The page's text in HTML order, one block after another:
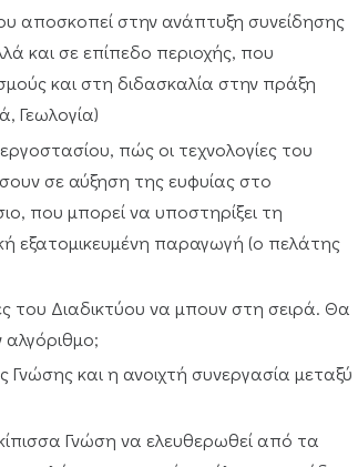
αποσκοπεί στην ανάπτυξη συνείδησης
και σε επίπεδο περιοχής, που
και στη διδασκαλία στην πράξη
Γεωλογία)
πώς οι τεχνολογίες του
σε αύξηση της ευφυίας στο
που μπορεί να υποστηρίξει τη
εξατομικευμένη παραγωγή (ο πελάτης
του Διαδικτύου να μπουν στη σειρά. Θα
και η ανοιχτή συνεργασία μεταξύ
Γνώση να ελευθερωθεί από τα